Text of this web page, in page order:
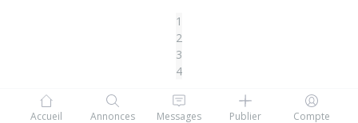
1
2
3
4
Accueil Annonces Messages Publier Compte